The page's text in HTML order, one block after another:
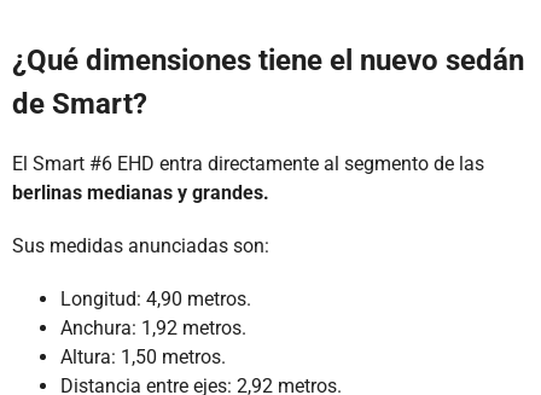
¿Qué dimensiones tiene el nuevo sedán
de Smart?
El Smart #6 EHD entra directamente al segmento de las
berlinas medianas y grandes.
Sus medidas anunciadas son:
Longitud: 4,90 metros.
Anchura: 1,92 metros.
Altura: 1,50 metros.
Distancia entre ejes: 2,92 metros.